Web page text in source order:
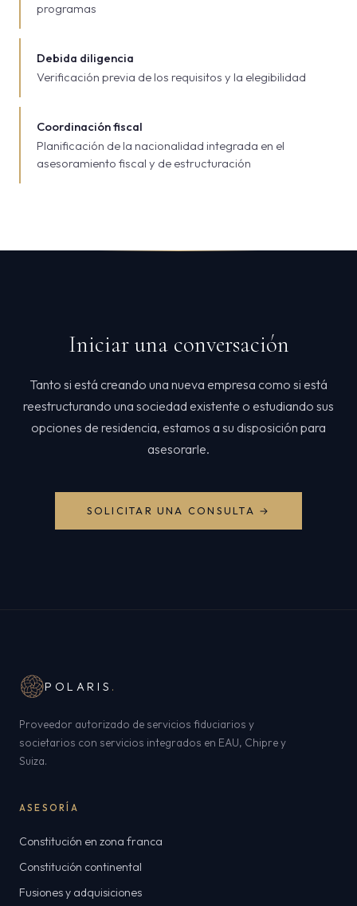
programas
Debida diligencia
Verificación previa de los requisitos y la elegibilidad
Coordinación fiscal
Planificación de la nacionalidad integrada en el
asesoramiento fiscal y de estructuración
Iniciar una conversación
Tanto si está creando una nueva empresa como si está
reestructurando una sociedad existente o estudiando sus
opciones de residencia, estamos a su disposición para
asesorarle.
SOLICITAR UNA CONSULTA →
POLARIS .
Proveedor autorizado de servicios fiduciarios y
societarios con servicios integrados en EAU, Chipre y
Suiza.
ASESORÍA
Constitución en zona franca
Constitución continental
Fusiones y adquisiciones